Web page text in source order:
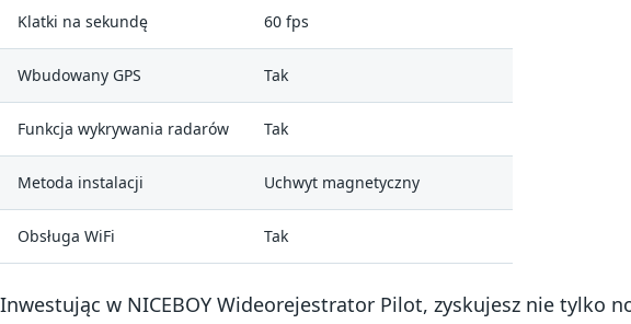
Klatki na sekundę 60 fps
Wbudowany GPS Tak
Funkcja wykrywania radarów Tak
Metoda instalacji Uchwyt magnetyczny
Obsługa WiFi Tak
Inwestując w NICEBOY Wideorejestrator Pilot, zyskujesz nie tylko